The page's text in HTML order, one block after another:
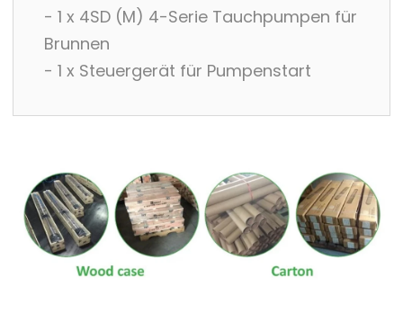
- 1 x 4SD (M) 4-Serie Tauchpumpen für
Brunnen
- 1 x Steuergerät für Pumpenstart